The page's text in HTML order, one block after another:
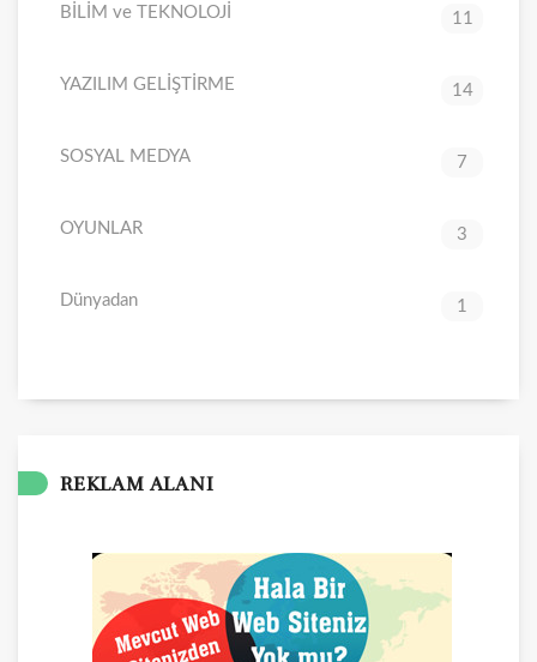
BİLİM ve TEKNOLOJİ 11
YAZILIM GELİŞTİRME 14
SOSYAL MEDYA 7
OYUNLAR 3
Dünyadan 1
REKLAM ALANI